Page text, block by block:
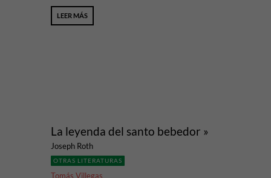
LEER MÁS
La leyenda del santo bebedor »
Joseph Roth
OTRAS LITERATURAS
Tomás Villegas